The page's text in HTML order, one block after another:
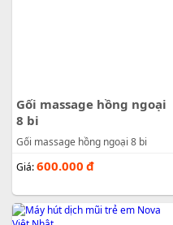
Gối massage hồng ngoại
8 bi
Gối massage hồng ngoại 8 bi
Giá:600.000 đ